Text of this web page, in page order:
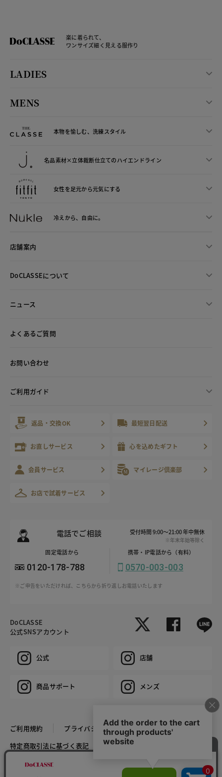
楽に着られて、
ワンサイズ細く見える服作り
LADIES
MENS
本物を愉しむ、洗練スタイル
名品素材×立体裁断仕立てのハイエンドライン
女性を足元から元気にする
冷えから、 自由に。
店舗案内
DoCLASSEについて
ニュース
よくあるご質問
お問い合わせ
ご利用ガイド
返品・交換OK 最短翌日配送
お直しサービス 心を込めたギフト
会員サービス マイレージ倶楽部
お店で試着サービス
電話でご相談 受付時間 9:00～21:00 年中無休
※年末年始等除く
固定電話から
0120-178-788
携帯・IP電話から（有料）
0570-003-003
※ご申告をいただければ、こちらから折り返しお電話いたします
DoCLASSE
公式SNSアカウント
公式 店舗
商品サポート メンズ
ご利用規約
プライバシーポリシー
特定商取引法に基づく表記
推奨環境
COPYRIGHT © DoCLASSE ALL RIGHTS RESERVED.